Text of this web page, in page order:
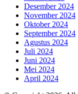
Desember 2024
November 2024
Oktober 2024
September 2024
Agustus 2024
Juli 2024
Juni 2024
Mei 2024
April 2024